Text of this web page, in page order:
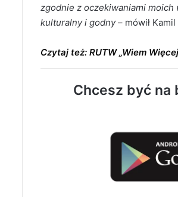
zgodnie z oczekiwaniami moich
kulturalny i godny– mówił
Czytaj też: RUTW „Wiem
Chcesz być na